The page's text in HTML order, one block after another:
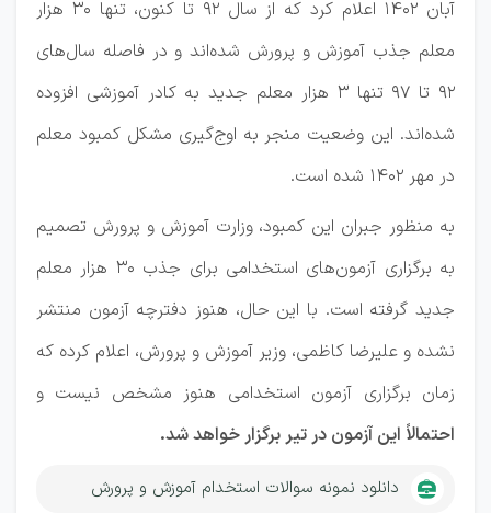
آبان ۱۴۰۲ اعلام کرد که از سال ۹۲ تا کنون، تنها ۳۰ هزار
معلم جذب آموزش و پرورش شده‌اند و در فاصله سال‌های
۹۲ تا ۹۷ تنها ۳ هزار معلم جدید به کادر آموزشی افزوده
شده‌اند. این وضعیت منجر به اوج‌گیری مشکل کمبود معلم
در مهر ۱۴۰۲ شده است.
به منظور جبران این کمبود، وزارت آموزش و پرورش تصمیم
به برگزاری آزمون‌های استخدامی برای جذب ۳۰ هزار معلم
جدید گرفته است. با این حال، هنوز دفترچه آزمون منتشر
نشده و علیرضا کاظمی، وزیر آموزش و پرورش، اعلام کرده که
زمان برگزاری آزمون استخدامی هنوز مشخص نیست و
احتمالاً این آزمون در تیر برگزار خواهد شد.
دانلود نمونه سوالات استخدام آموزش و پرورش